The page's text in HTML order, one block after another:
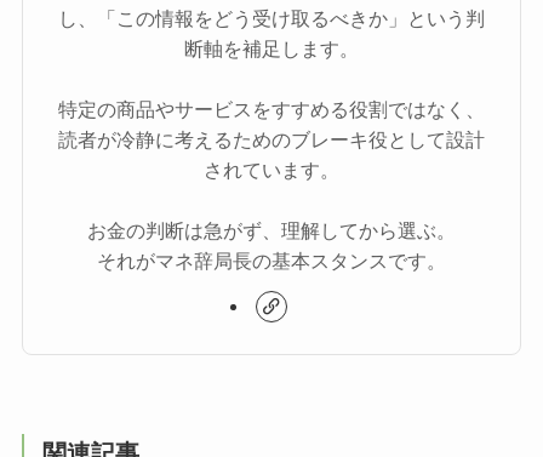
し、「この情報をどう受け取るべきか」という判
断軸を補足します。
特定の商品やサービスをすすめる役割ではなく、
読者が冷静に考えるためのブレーキ役として設計
されています。
お金の判断は急がず、理解してから選ぶ。
それがマネ辞局長の基本スタンスです。